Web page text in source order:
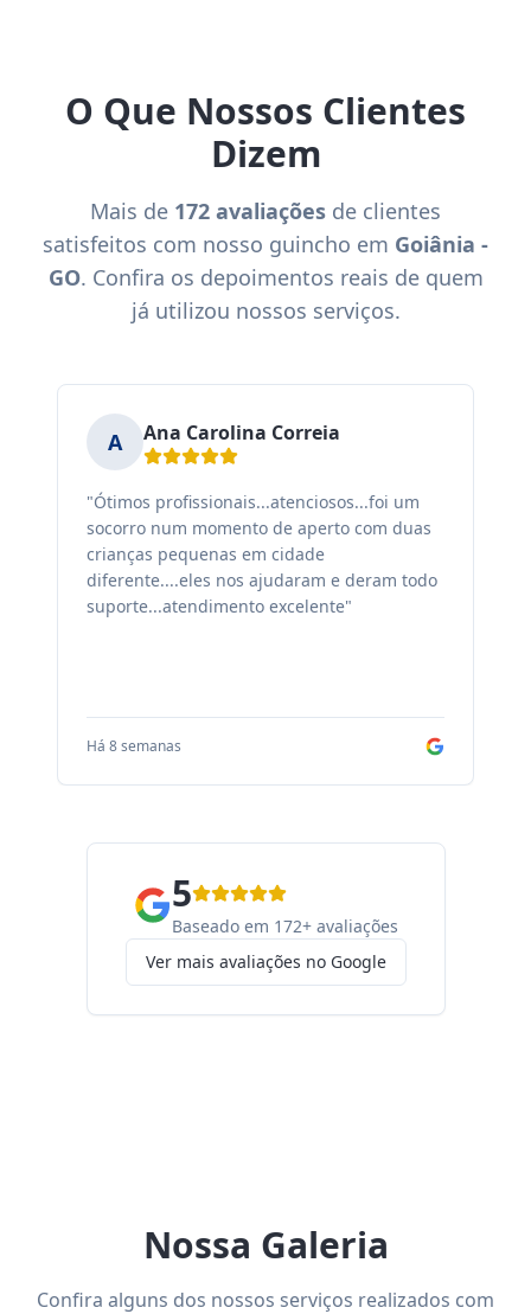
O Que Nossos Clientes
Dizem
Mais de 172 avaliações de clientes
satisfeitos com nosso guincho em Goiânia -
GO. Confira os depoimentos reais de quem
já utilizou nossos serviços.
A Ana Carolina Correia
"Ótimos profissionais...atenciosos...foi um
socorro num momento de aperto com duas
crianças pequenas em cidade
diferente....eles nos ajudaram e deram todo
suporte...atendimento excelente"
Há 8 semanas
5
Baseado em 172+ avaliações
Ver mais avaliações no Google
Nossa Galeria
Confira alguns dos nossos serviços realizados com